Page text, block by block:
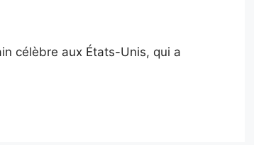
célèbre aux États-Unis, qui a